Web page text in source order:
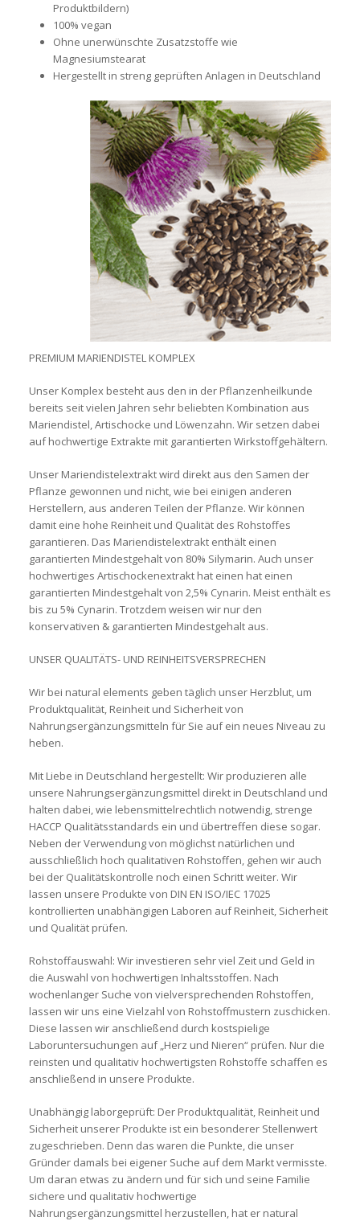
Produktbildern)
100% vegan
Ohne unerwünschte Zusatzstoffe wie
Magnesiumstearat
Hergestellt in streng geprüften Anlagen in Deutschland
PREMIUM MARIENDISTEL KOMPLEX
Unser Komplex besteht aus den in der Pflanzenheilkunde
bereits seit vielen Jahren sehr beliebten Kombination aus
Mariendistel, Artischocke und Löwenzahn. Wir setzen dabei
auf hochwertige Extrakte mit garantierten Wirkstoffgehältern.
Unser Mariendistelextrakt wird direkt aus den Samen der
Pflanze gewonnen und nicht, wie bei einigen anderen
Herstellern, aus anderen Teilen der Pflanze. Wir können
damit eine hohe Reinheit und Qualität des Rohstoffes
garantieren. Das Mariendistelextrakt enthält einen
garantierten Mindestgehalt von 80% Silymarin. Auch unser
hochwertiges Artischockenextrakt hat einen hat einen
garantierten Mindestgehalt von 2,5% Cynarin. Meist enthält es
bis zu 5% Cynarin. Trotzdem weisen wir nur den
konservativen & garantierten Mindestgehalt aus.
UNSER QUALITÄTS- UND REINHEITSVERSPRECHEN
Wir bei natural elements geben täglich unser Herzblut, um
Produktqualität, Reinheit und Sicherheit von
Nahrungsergänzungsmitteln für Sie auf ein neues Niveau zu
heben.
Mit Liebe in Deutschland hergestellt: Wir produzieren alle
unsere Nahrungsergänzungsmittel direkt in Deutschland und
halten dabei, wie lebensmittelrechtlich notwendig, strenge
HACCP Qualitätsstandards ein und übertreffen diese sogar.
Neben der Verwendung von möglichst natürlichen und
ausschließlich hoch qualitativen Rohstoffen, gehen wir auch
bei der Qualitätskontrolle noch einen Schritt weiter. Wir
lassen unsere Produkte von DIN EN ISO/IEC 17025
kontrollierten unabhängigen Laboren auf Reinheit, Sicherheit
und Qualität prüfen.
Rohstoffauswahl: Wir investieren sehr viel Zeit und Geld in
die Auswahl von hochwertigen Inhaltsstoffen. Nach
wochenlanger Suche von vielversprechenden Rohstoffen,
lassen wir uns eine Vielzahl von Rohstoffmustern zuschicken.
Diese lassen wir anschließend durch kostspielige
Laboruntersuchungen auf „Herz und Nieren“ prüfen. Nur die
reinsten und qualitativ hochwertigsten Rohstoffe schaffen es
anschließend in unsere Produkte.
Unabhängig laborgeprüft: Der Produktqualität, Reinheit und
Sicherheit unserer Produkte ist ein besonderer Stellenwert
zugeschrieben. Denn das waren die Punkte, die unser
Gründer damals bei eigener Suche auf dem Markt vermisste.
Um daran etwas zu ändern und für sich und seine Familie
sichere und qualitativ hochwertige
Nahrungsergänzungsmittel herzustellen, hat er natural